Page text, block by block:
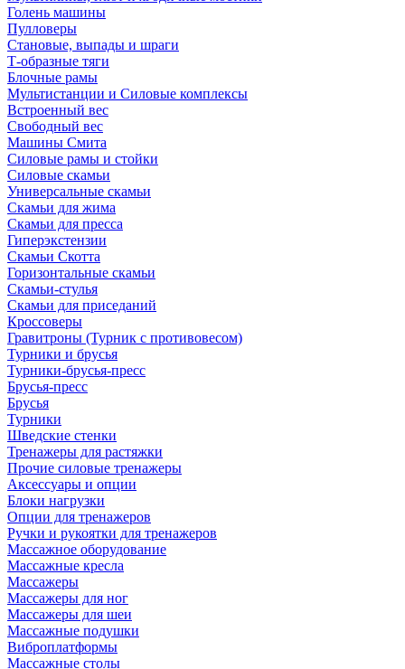
Голень машины
Пулловеры
Становые, выпады и шраги
Т-образные тяги
Блочные рамы
Мультистанции и Силовые комплексы
Встроенный вес
Свободный вес
Машины Смита
Силовые рамы и стойки
Силовые скамьи
Универсальные скамьи
Скамьи для жима
Скамьи для пресса
Гиперэкстензии
Скамьи Скотта
Горизонтальные скамьи
Скамьи-стулья
Скамьи для приседаний
Кроссоверы
Гравитроны (Турник с противовесом)
Турники и брусья
Турники-брусья-пресс
Брусья-пресс
Брусья
Турники
Шведские стенки
Тренажеры для растяжки
Прочие силовые тренажеры
Аксессуары и опции
Блоки нагрузки
Опции для тренажеров
Ручки и рукоятки для тренажеров
Массажное оборудование
Массажные кресла
Массажеры
Массажеры для ног
Массажеры для шеи
Массажные подушки
Виброплатформы
Массажные столы